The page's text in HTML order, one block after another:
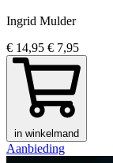
Ingrid Mulder
€ 14,95 € 7,95
in winkelmand
Aanbieding